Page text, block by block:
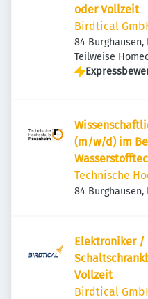
oder Vollzeit
Birdtical
84 Burghausen,
Teilweise
(m/w/d) im
Technische
84 Burghausen,
Elektroniker /
Vollzeit
Birdtical